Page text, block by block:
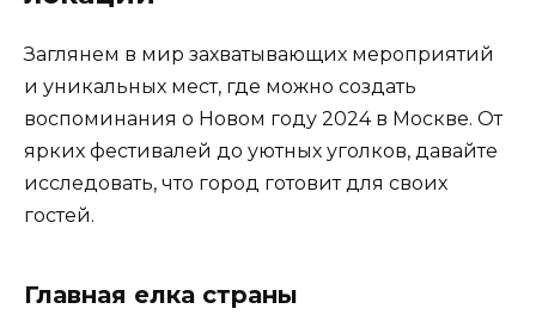
Заглянем в мир захватывающих мероприятий
и уникальных мест, где можно создать
воспоминания о Новом году 2024 в Москве. От
ярких фестивалей до уютных уголков, давайте
исследовать, что город готовит для своих
гостей.
Главная елка страны